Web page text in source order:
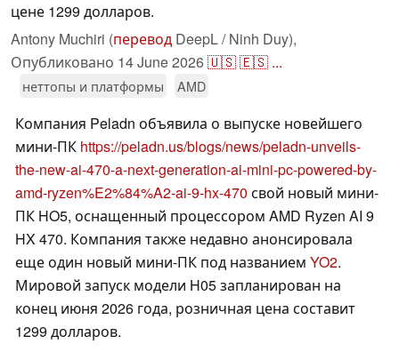
цене 1299 долларов.
Antony Muchiri (перевод DeepL / Ninh Duy),
Опубликовано 14 June 2026🇺🇸🇪🇸 ...
неттопы и платформы AMD
Компания Peladn объявила о выпуске новейшего
мини-ПК https://peladn.us/blogs/news/peladn-unveils-
the-new-ai-470-a-next-generation-ai-mini-pc-powered-by-
amd-ryzen%E2%84%A2-ai-9-hx-470 свой новый мини-
ПК HO5, оснащенный процессором AMD Ryzen AI 9
HX 470. Компания также недавно анонсировала
еще один новый мини-ПК под названием YO2.
Мировой запуск модели H05 запланирован на
конец июня 2026 года, розничная цена составит
1299 долларов.